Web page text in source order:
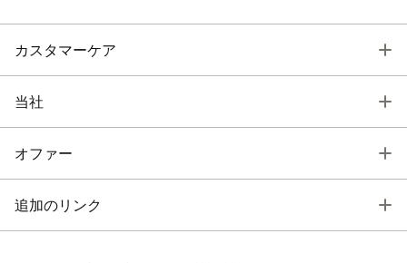
カスタマーケア
当社
オファー
追加のリンク